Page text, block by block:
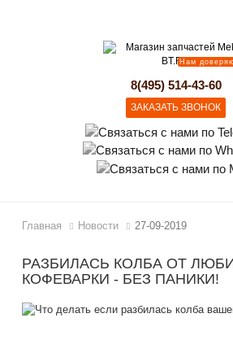
Нам
8(495) 514-43-60
ЗАКАЗАТЬ ЗВОНОК
Главная Новости 27-09-2019
РАЗБИЛАСЬ КОЛБА ОТ
КОФЕВАРКИ - БЕЗ ПАНИКИ!